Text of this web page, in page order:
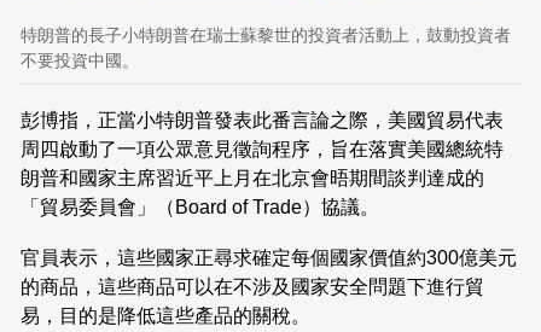
特朗普的長子小特朗普在瑞士蘇黎世的投資者活動上，鼓動投資者
不要投資中國。
彭博指，正當小特朗普發表此番言論之際，美國貿易代表
周四啟動了一項公眾意見徵詢程序，旨在落實美國總統特
朗普和國家主席習近平上月在北京會晤期間談判達成的
「貿易委員會」（Board of Trade）協議。
官員表示，這些國家正尋求確定每個國家價值約300億美元
的商品，這些商品可以在不涉及國家安全問題下進行貿
易，目的是降低這些產品的關稅。